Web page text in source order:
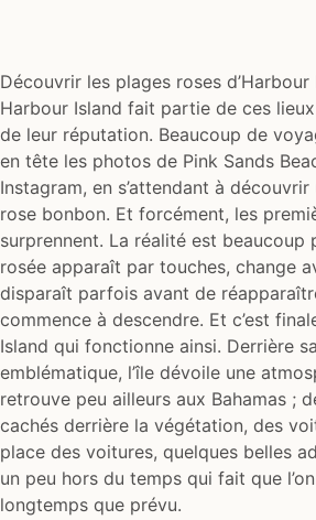
Découvrir les plages roses d’Harbour
Harbour Island fait partie de ces
de leur réputation. Beaucoup de
en tête les photos de Pink Sands
Instagram, en s’attendant à
rose bonbon. Et forcément, les
surprennent. La réalité est beaucoup
rosée apparaît par touches, change
disparaît parfois avant de
commence à descendre. Et c’est
Island qui fonctionne ainsi. Derrière
emblématique, l’île dévoile une
retrouve peu ailleurs aux Bahamas ;
cachés derrière la végétation, des
place des voitures, quelques belles
un peu hors du temps qui fait que
longtemps que prévu.